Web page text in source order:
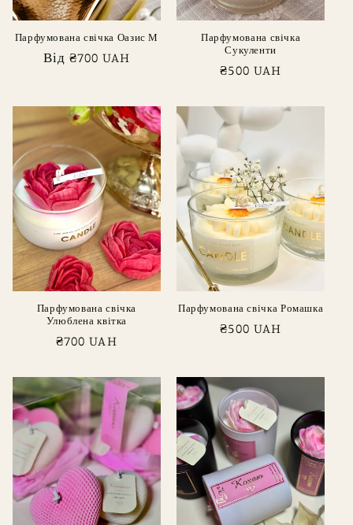
Парфумована свічка Оазис М
Звичайна
Від ₴700 UAH
Парфумована свічка
Сукуленти
Звичайна
₴500 UAH
Парфумована свічка
Улюблена квітка
Звичайна
₴700 UAH
Парфумована свічка Ромашка
Звичайна
₴500 UAH